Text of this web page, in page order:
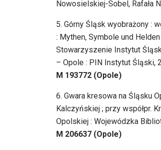
Nowosielskiej-Sobel, Rafała
5. Górny Śląsk wyobrażony :
: Mythen, Symbole und
Stowarzyszenie Instytut
– Opole : PIN Instytut Śląski,
M 193772 (Opole)
6. Gwara kresowa na Śląsku
Kalczyńskiej ; przy współpr.
Opolskiej : Wojewódzka
M 206637 (Opole)